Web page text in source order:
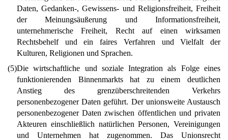
Daten, Gedanken-, Gewissens- und Religionsfreiheit, Freiheit
der Meinungsäußerung und Informationsfreiheit,
unternehmerische Freiheit, Recht auf einen wirksamen
Rechtsbehelf und ein faires Verfahren und Vielfalt der
Kulturen, Religionen und Sprachen.
(5)Die wirtschaftliche und soziale Integration als Folge eines
funktionierenden Binnenmarkts hat zu einem deutlichen
Anstieg des grenzüberschreitenden Verkehrs
personenbezogener Daten geführt. Der unionsweite Austausch
personenbezogener Daten zwischen öffentlichen und privaten
Akteuren einschließlich natürlichen Personen, Vereinigungen
und Unternehmen hat zugenommen. Das Unionsrecht